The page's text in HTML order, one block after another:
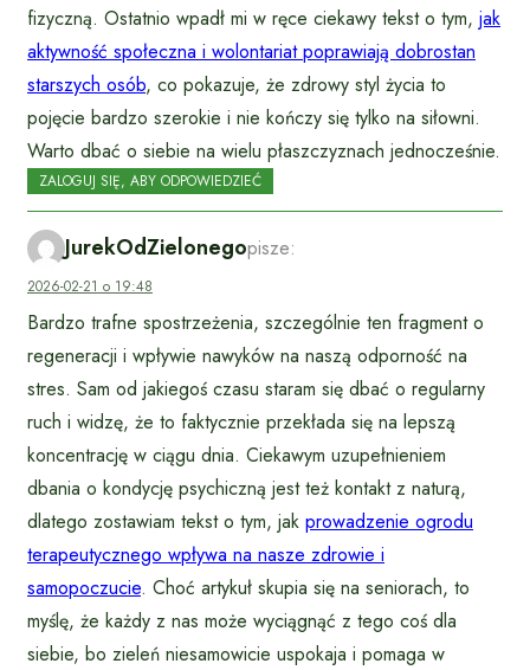
fizyczną. Ostatnio wpadł mi w ręce ciekawy tekst o tym, jak
aktywność społeczna i wolontariat poprawiają dobrostan
starszych osób, co pokazuje, że zdrowy styl życia to
pojęcie bardzo szerokie i nie kończy się tylko na siłowni.
Warto dbać o siebie na wielu płaszczyznach jednocześnie.
ZALOGUJ SIĘ, ABY ODPOWIEDZIEĆ
JurekOdZielonegopisze:
2026-02-21 o 19:48
Bardzo trafne spostrzeżenia, szczególnie ten fragment o
regeneracji i wpływie nawyków na naszą odporność na
stres. Sam od jakiegoś czasu staram się dbać o regularny
ruch i widzę, że to faktycznie przekłada się na lepszą
koncentrację w ciągu dnia. Ciekawym uzupełnieniem
dbania o kondycję psychiczną jest też kontakt z naturą,
dlatego zostawiam tekst o tym, jak prowadzenie ogrodu
terapeutycznego wpływa na nasze zdrowie i
samopoczucie. Choć artykuł skupia się na seniorach, to
myślę, że każdy z nas może wyciągnąć z tego coś dla
siebie, bo zieleń niesamowicie uspokaja i pomaga w